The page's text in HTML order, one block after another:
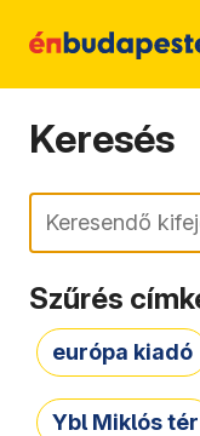
Keresés
Keresés
Szűrés
európa kiadó
Ybl Miklós tér